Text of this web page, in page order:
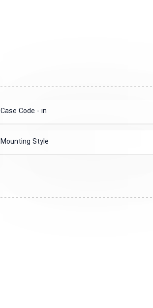
Case Code - in
Mounting Style